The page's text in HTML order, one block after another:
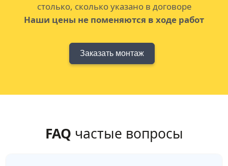
столько, сколько указано в договоре
Наши цены не поменяются в ходе работ
Заказать монтаж
FAQ частые вопросы